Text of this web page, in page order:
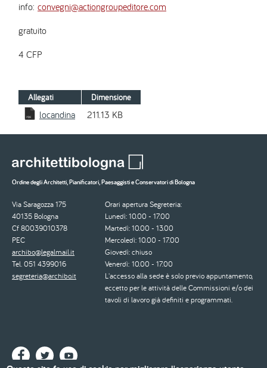
info: convegni@actiongroupeditore.com
gratuito
4 CFP
Allegati Dimensione
locandina 211.13 KB
Ordine degli Architetti, Pianificatori, Paesaggisti e Conservatori di Bologna
Via Saragozza 175
40135 Bologna
Cf 80039010378
PEC
archibo@legalmail.it
Tel. 051 4399016
segreteria@archibo.it
Orari apertura Segreteria:
Lunedì: 10.00 - 17.00
Martedì: 10.00 - 13.00
Mercoledì: 10.00 - 17.00
Giovedì: chiuso
Venerdì: 10.00 - 17.00
L'accesso alla sede è solo previo appuntamento,
eccetto per le attività delle Commissioni e/o dei
tavoli di lavoro già definiti e programmati.